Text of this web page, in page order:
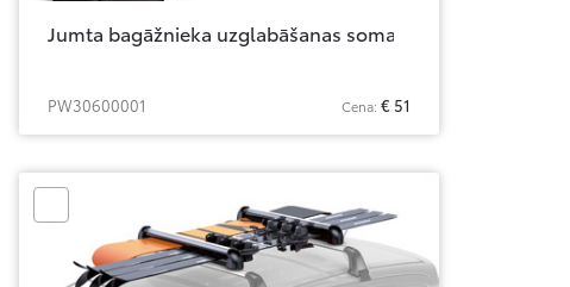
Jumta bagāžnieka uzglabāšanas soma
PW30600001 Cena: € 51